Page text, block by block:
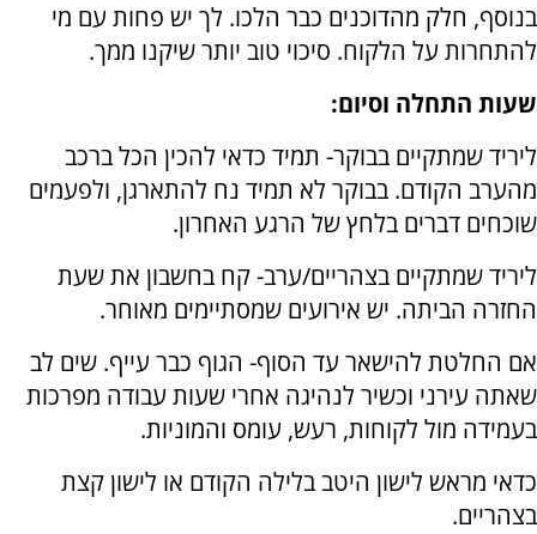
בנוסף, חלק מהדוכנים כבר הלכו. לך יש פחות עם מי
להתחרות על הלקוח. סיכוי טוב יותר שיקנו ממך.
שעות התחלה וסיום:
ליריד שמתקיים בבוקר- תמיד כדאי להכין הכל ברכב
מהערב הקודם. בבוקר לא תמיד נח להתארגן, ולפעמים
שוכחים דברים בלחץ של הרגע האחרון.
ליריד שמתקיים בצהריים/ערב- קח בחשבון את שעת
החזרה הביתה. יש אירועים שמסתיימים מאוחר.
אם החלטת להישאר עד הסוף- הגוף כבר עייף. שים לב
שאתה עירני וכשיר לנהיגה אחרי שעות עבודה מפרכות
בעמידה מול לקוחות, רעש, עומס והמוניות.
כדאי מראש לישון היטב בלילה הקודם או לישון קצת
בצהריים.